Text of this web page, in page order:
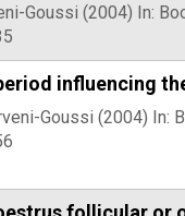
Goussi (2004) In:
influencing
Goussi (2004)